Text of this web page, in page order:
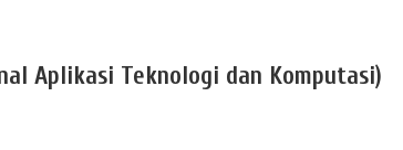
Aplikasi Teknologi dan Komputasi)